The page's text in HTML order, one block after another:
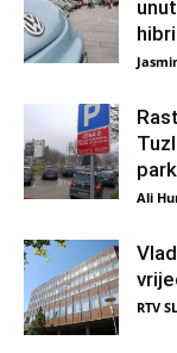
Ali
RTV